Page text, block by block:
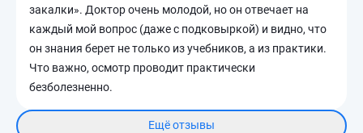
закалки». Доктор очень молодой, но он отвечает на
каждый мой вопрос (даже с подковыркой) и видно, что
он знания берет не только из учебников, а из практики.
Что важно, осмотр проводит практически
безболезненно.
Ещё отзывы